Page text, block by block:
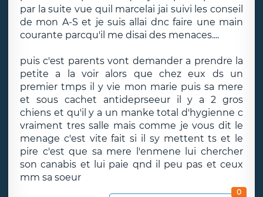
par la suite vue quil marcelai jai suivi les conseil
de mon A-S et je suis allai dnc faire une main
courante parcqu'il me disai des menaces....
puis c'est parents vont demander a prendre la
petite a la voir alors que chez eux ds un
premier tmps il y vie mon marie puis sa mere
et sous cachet antideprseeur il y a 2 gros
chiens et qu'il y a un manke total d'hygienne c
vraiment tres salle mais comme je vous dit le
menage c'est vite fait si il sy mettent ts et le
pire c'est que sa mere l'enmene lui chercher
son canabis et lui paie qnd il peu pas et ceux
mm sa soeur
0